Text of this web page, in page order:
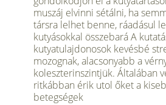
muszáj elvinni sétálni, ha
társra lelhet benne, ráadásul
kutyásokkal összebará A
kutyatulajdonosok kevésbé
mozognak, alacsonyabb a
koleszterinszintjük. Általában
ritkábban érik utol őket a
betegségek